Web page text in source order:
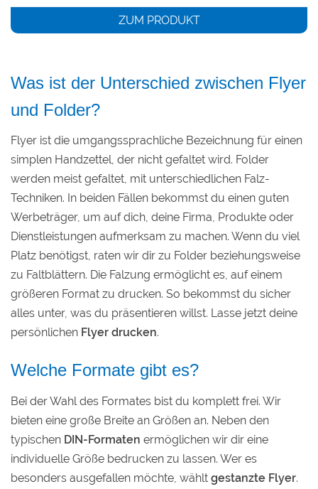
ZUM PRODUKT
Was ist der Unterschied zwischen Flyer
und Folder?
Flyer ist die umgangssprachliche Bezeichnung für einen
simplen Handzettel, der nicht gefaltet wird. Folder
werden meist gefaltet, mit unterschiedlichen Falz-
Techniken. In beiden Fällen bekommst du einen guten
Werbeträger, um auf dich, deine Firma, Produkte oder
Dienstleistungen aufmerksam zu machen. Wenn du viel
Platz benötigst, raten wir dir zu Folder beziehungsweise
zu Faltblättern. Die Falzung ermöglicht es, auf einem
größeren Format zu drucken. So bekommst du sicher
alles unter, was du präsentieren willst. Lasse jetzt deine
persönlichen Flyer drucken.
Welche Formate gibt es?
Bei der Wahl des Formates bist du komplett frei. Wir
bieten eine große Breite an Größen an. Neben den
typischen DIN-Formaten ermöglichen wir dir eine
individuelle Größe bedrucken zu lassen. Wer es
besonders ausgefallen möchte, wählt gestanzte Flyer.